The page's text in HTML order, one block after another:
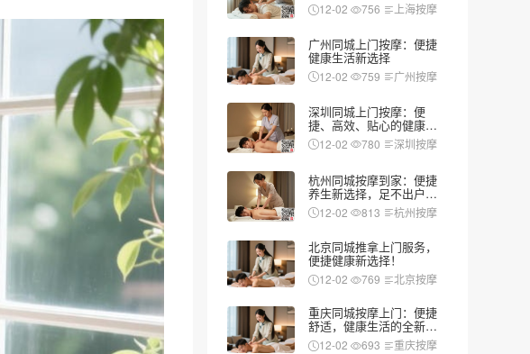
12-02 756 上海按摩
广州同城上门按摩：便捷
健康生活新选择
12-02 759 广州按摩
深圳同城上门按摩：便
捷、高效、贴心的健康新
选择12-02 780 深圳按摩
杭州同城按摩到家：便捷
养生新选择，足不出户享
受专业服务
12-02 813 杭州按摩
北京同城推拿上门服务，
便捷健康新选择！
12-02 769 北京按摩
重庆同城按摩上门：便捷
舒适，健康生活的全新选
择12-02 693 重庆按摩